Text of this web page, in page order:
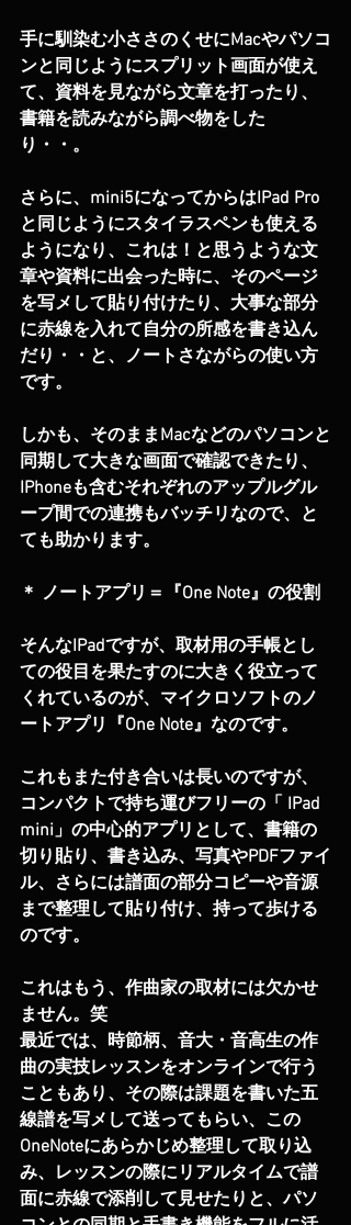
手に馴染む小ささのくせにMacやパソコ
ンと同じようにスプリット画面が使え
て、資料を見ながら文章を打ったり、
書籍を読みながら調べ物をした
り・・。
さらに、mini5になってからはIPad Pro
と同じようにスタイラスペンも使える
ようになり、これは！と思うような文
章や資料に出会った時に、そのページ
を写メして貼り付けたり、大事な部分
に赤線を入れて自分の所感を書き込ん
だり・・と、ノートさながらの使い方
です。
しかも、そのままMacなどのパソコンと
同期して大きな画面で確認できたり、
IPhoneも含むそれぞれのアップルグル
ープ間での連携もバッチリなので、と
ても助かります。
＊ ノートアプリ＝『One Note』の役割
そんなIPadですが、取材用の手帳とし
ての役目を果たすのに大きく役立って
くれているのが、マイクロソフトのノ
ートアプリ『One Note』なのです。
これもまた付き合いは長いのですが、
コンパクトで持ち運びフリーの「 IPad
mini」の中心的アプリとして、書籍の
切り貼り、書き込み、写真やPDFファイ
ル、さらには譜面の部分コピーや音源
まで整理して貼り付け、持って歩ける
のです。
これはもう、作曲家の取材には欠かせ
ません。笑
最近では、時節柄、音大・音高生の作
曲の実技レッスンをオンラインで行う
こともあり、その際は課題を書いた五
線譜を写メして送ってもらい、この
OneNoteにあらかじめ整理して取り込
み、レッスンの際にリアルタイムで譜
面に赤線で添削して見せたりと、パソ